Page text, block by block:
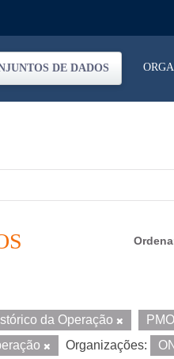
DE DADOS
da Operação PMO
Organizações: